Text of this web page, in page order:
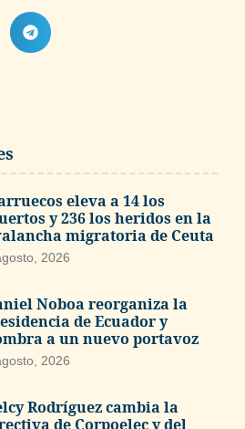
eleva a 14 los
y 236 los heridos en la
migratoria de Ceuta
2026
Noboa reorganiza la
de Ecuador y
a un nuevo portavoz
2026
Rodríguez cambia la
de Corpoelec y del